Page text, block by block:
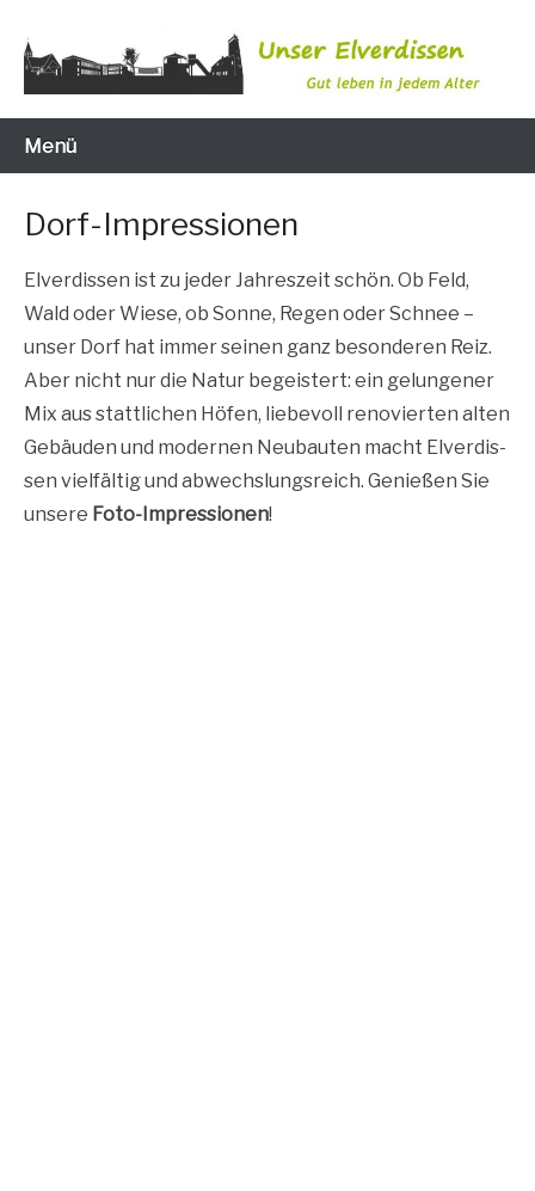
Inhalt
wechseln
Unser Elverdissen
Menü
Dorf-Impressionen
Elver­dis­sen ist zu jeder Jah­res­zeit schön. Ob Feld,
Wald oder Wie­se, ob Son­ne, Regen oder Schnee –
unser Dorf hat immer sei­nen ganz beson­de­ren Reiz.
Aber nicht nur die Natur begeis­tert: ein gelun­ge­ner
Mix aus statt­li­chen Höfen, lie­be­voll reno­vier­ten alten
Gebäu­den und moder­nen Neu­bau­ten macht Elver­dis­
sen viel­fäl­tig und abwechs­lungs­reich. Genie­ßen Sie
unse­re Foto-Impres­sio­nen!